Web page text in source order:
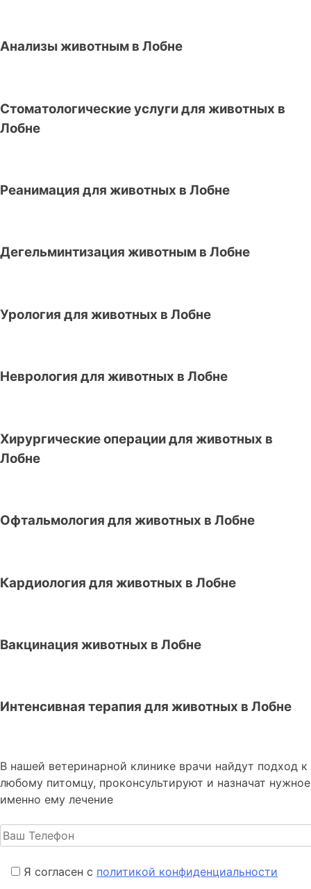
Анализы животным в Лобне
Стоматологические услуги для животных в
Лобне
Реанимация для животных в Лобне
Дегельминтизация животным в Лобне
Урология для животных в Лобне
Неврология для животных в Лобне
Хирургические операции для животных в
Лобне
Офтальмология для животных в Лобне
Кардиология для животных в Лобне
Вакцинация животных в Лобне
Интенсивная терапия для животных в Лобне
В нашей ветеринарной клинике врачи найдут подход к
любому питомцу, проконсультируют и назначат нужное
именно ему лечение
Я согласен с политикой конфиденциальности